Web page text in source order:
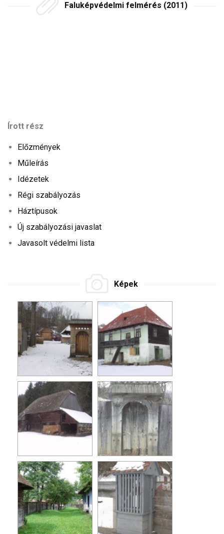
Faluképvédelmi felmérés (2011)
Írott rész
Előzmények
Műleírás
Idézetek
Régi szabályozás
Háztípusok
Új szabályozási javaslat
Javasolt védelmi lista
Képek